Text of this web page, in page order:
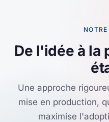
De l'idée à la
Une approche
mise en production,
maximise